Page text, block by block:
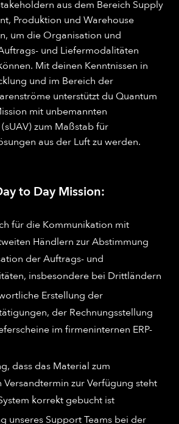
aus dem Bereich Supply
Produktion und Warehouse
um die Organisation und
und Liefermodalitäten
Mit deinen Kenntnissen in
und im Bereich der
unterstützt du Quantum
mit unbemannten
zum Maßstab für
aus der Luft zu werden.
to Day Mission:
für die Kommunikation mit
Händlern zur Abstimmung
der Auftrags- und
insbesondere bei Drittländern
Erstellung der
der Rechnungsstellung
im firmeninternen ERP-
dass das Material zum
zur Verfügung steht
korrekt gebucht ist
unseres Support Teams bei der